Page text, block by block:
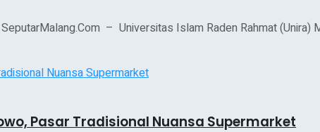
– Universitas Islam Raden Rahmat
Pasar Tradisional Nuansa Supermarket